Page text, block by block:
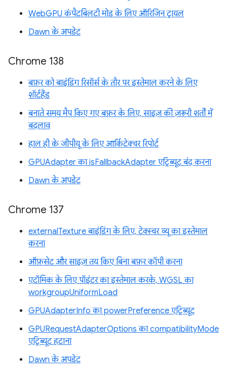
WebGPU कंपैटबिलटी मोड के लिए ऑरिजिन ट्रायल
Dawn के अपडेट
Chrome 138
बफ़र को बाइंडिंग रिसॉर्स के तौर पर इस्तेमाल करने के लिए
शॉर्टहैंड
बनाते समय मैप किए गए बफ़र के लिए, साइज़ की ज़रूरी शर्तों में
बदलाव
हाल ही के जीपीयू के लिए आर्किटेक्चर रिपोर्ट
GPUAdapter का isFallbackAdapter एट्रिब्यूट बंद करना
Dawn के अपडेट
Chrome 137
externalTexture बाइंडिंग के लिए, टेक्स्चर व्यू का इस्तेमाल
करना
ऑफ़सेट और साइज़ तय किए बिना बफ़र कॉपी करना
एटॉमिक के लिए पॉइंटर का इस्तेमाल करके, WGSL का
workgroupUniformLoad
GPUAdapterInfo का powerPreference एट्रिब्यूट
GPURequestAdapterOptions का compatibilityMode
एट्रिब्यूट हटाना
Dawn के अपडेट